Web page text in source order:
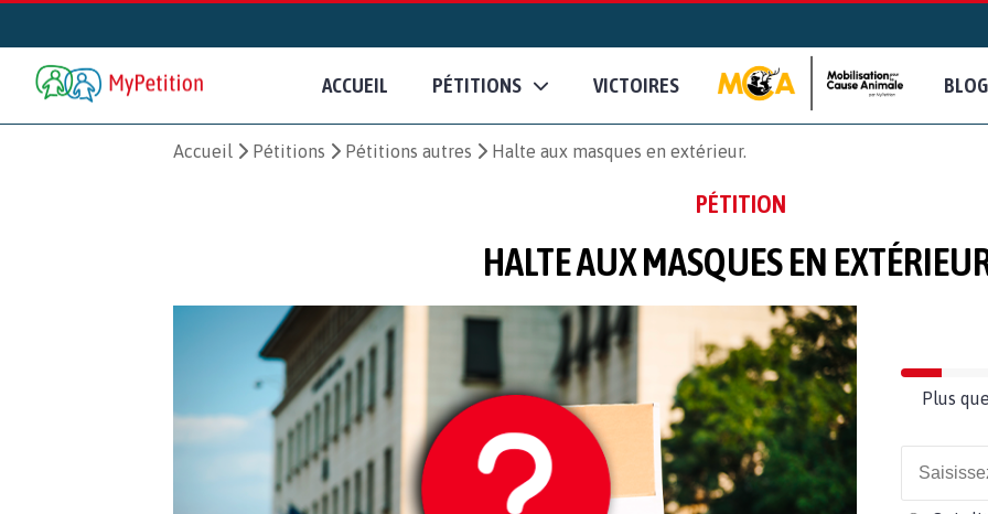
ACCUEIL PÉTITIONS VICTOIRES BLOG
Accueil Pétitions Pétitions autres Halte aux masques en extérieur.
PÉTITION
HALTE AUX MASQUES EN
Plus